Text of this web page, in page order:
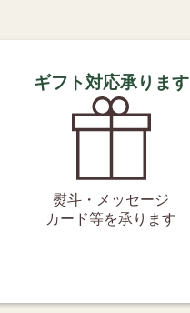
ギフト対応承ります
熨斗・メッセージ
カード等を承ります